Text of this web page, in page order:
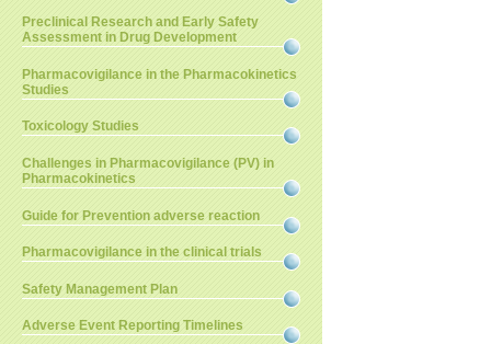
Preclinical Research and Early Safety
Assessment in Drug Development
Pharmacovigilance in the Pharmacokinetics
Studies
Toxicology Studies
Challenges in Pharmacovigilance (PV) in
Pharmacokinetics
Guide for Prevention adverse reaction
Pharmacovigilance in the clinical trials
Safety Management Plan
Adverse Event Reporting Timelines